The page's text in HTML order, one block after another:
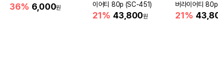
36% 6,000원
이어티 80p (SC-451)
21% 43,800원
버라이어티
21%